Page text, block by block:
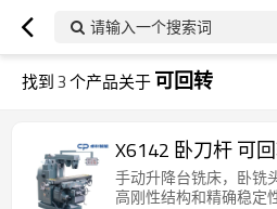
请输入一个搜索词
找到3个产品关于可回转
X6142 卧刀杆
手动升降台铣床，卧铣
高刚性结构和精确稳定